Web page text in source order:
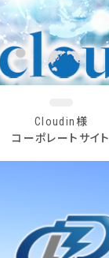
Cloudin様
コーポレートサイト